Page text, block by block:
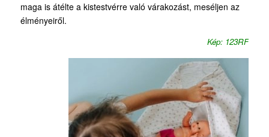
maga is átélte a kistestvérre való várakozást, meséljen az
élményeiről.
Kép: 123RF